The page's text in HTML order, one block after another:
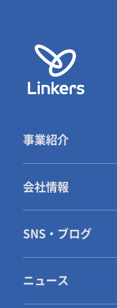
事業紹介
会社情報
SNS・ブログ
ニュース